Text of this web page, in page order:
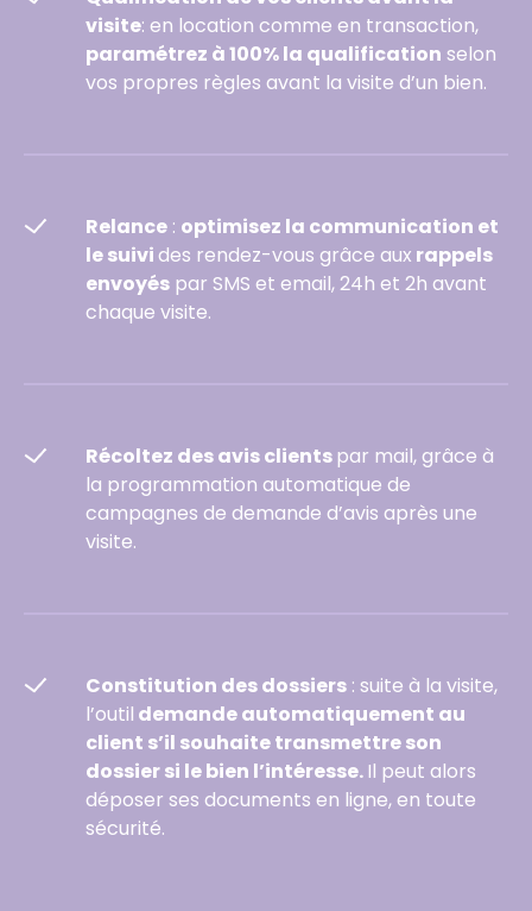
visite: en location comme en transaction,
paramétrez à 100% la qualification selon
vos propres règles avant la visite d’un bien.
Relance : optimisez la communication et
le suivides rendez-vous grâce aux rappels
envoyés par SMS et email, 24h et 2h avant
chaque visite.
Récoltez des avis clientspar mail, grâce à
la programmation automatique de
campagnes de demande d’avis après une
visite.
Constitution des dossiers : suite à la visite,
l’outil demande automatiquement au
client s’il souhaite transmettre son
dossier si le bien l’intéresse.Il peut alors
déposer ses documents en ligne, en toute
sécurité.